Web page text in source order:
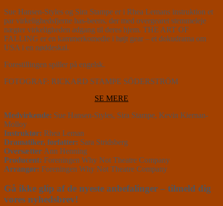
Sue Hansen-Styles og Sira Stampe er i Rhea Lemans instruktion et
par virkelighedsfjerne has-beens, der med overgearet stemmeleje
nægter virkeligheden adgang til deres hjem. THE ART OF
FALLING er en kammerkomedie i højt gear – et dokudrama om
USA i en nøddeskal.
Forestillingen spiller på engelsk.
FOTOGRAF: RICKARD STAMPE SÖDERSTRÖM
SE MERE
Medvirkende: Sue Hansen-Styles, Sira Stampe, Kevin Kiernan-
Molloy
Instruktør: Rhea Leman
Dramatiker, forfatter: Sara Stridsberg
Oversætter Ann Henning
Producent: Foreningen Why Not Theatre Company
Arrangør: Foreningen Why Not Theatre Company
Gå ikke glip af de nyeste anbefalinger – tilmeld dig
vores nyhedsbrev!